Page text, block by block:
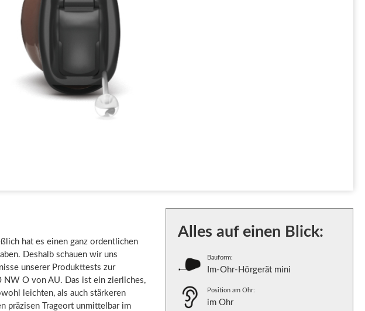
hat es einen ganz ordentlichen
Deshalb schauen wir uns
unserer Produkttests zur
NW O von AU. Das ist ein zierliches,
leichten, als auch stärkeren
präzisen Trageort unmittelbar im
Alles auf einen Blick:
Bauform:
Im-Ohr-Hörgerät mini
Position am Ohr:
im Ohr